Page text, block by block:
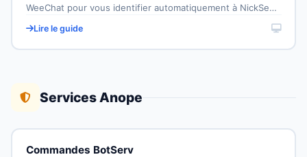
WeeChat pour vous identifier automatiquement à NickSe…
Lire le guide
Services Anope
Commandes BotServ